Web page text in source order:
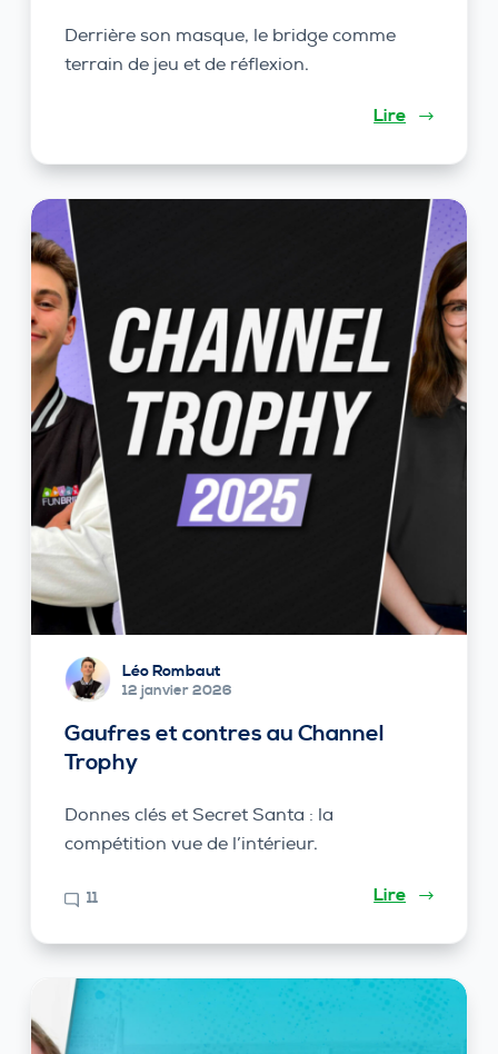
Derrière son masque, le bridge comme
terrain de jeu et de réflexion.
Lire
Léo Rombaut
12 janvier 2026
Gaufres et contres au Channel
Trophy
Donnes clés et Secret Santa : la
compétition vue de l’intérieur.
11 Lire